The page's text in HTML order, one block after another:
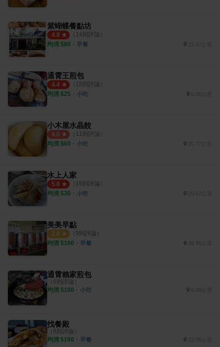
紫蝴蝶餐點坊
4.8 （ 14則評論）
均消 $80 ・ 早餐
通霄王煎包
4.4 （ 15則評論）
均消 $25 ・ 小吃
小木屋水晶餃
4.0 （ 11 則評論）
均消 $60 ・ 小吃
水上人家
5.0 （ 16則評論）
均消 $30 ・ 小吃
美美早點
2.8 （ 9則評論）
均消 $100 ・ 早餐
通霄賴家煎包
（ 6則評論）
均消 $100 ・ 小吃
找餐殿
（ 6則評論）
均消 $100 ・ 早餐 22.05公里